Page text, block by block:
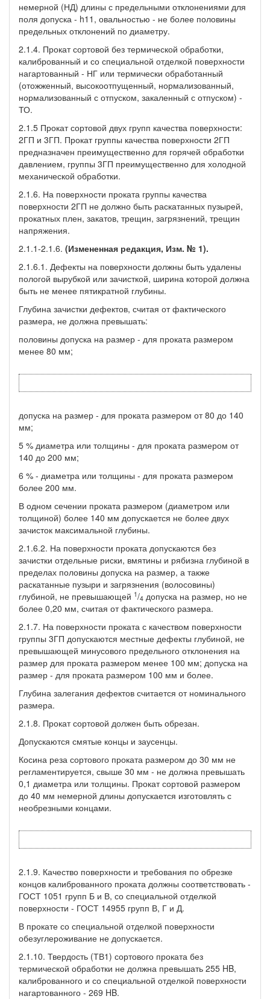
немерной (НД) длины с предельными отклонениями для
поля допуска - h11, овальностью - не более половины
предельных отклонений по диаметру.
2.1.4. Прокат сортовой без термической обработки,
калиброванный и со специальной отделкой поверхности
нагартованный - НГ или термически обработанный
(отожженный, высокоотпущенный, нормализованный,
нормализованный с отпуском, закаленный с отпуском) -
ТО.
2.1.5 Прокат сортовой двух групп качества поверхности:
2ГП и 3ГП. Прокат группы качества поверхности 2ГП
предназначен преимущественно для горячей обработки
давлением, группы 3ГП преимущественно для холодной
механической обработки.
2.1.6. На поверхности проката группы качества
поверхности 2ГП не должно быть раскатанных пузырей,
прокатных плен, закатов, трещин, загрязнений, трещин
напряжения.
2.1.1-2.1.6. (Измененная редакция, Изм. № 1).
2.1.6.1. Дефекты на поверхности должны быть удалены
пологой вырубкой или зачисткой, ширина которой должна
быть не менее пятикратной глубины.
Глубина зачистки дефектов, считая от фактического
размера, не должна превышать:
половины допуска на размер - для проката размером
менее 80 мм;
допуска на размер - для проката размером от 80 до 140
мм;
5 % диаметра или толщины - для проката размером от
140 до 200 мм;
6 % - диаметра или толщины - для проката размером
более 200 мм.
В одном сечении проката размером (диаметром или
толщиной) более 140 мм допускается не более двух
зачисток максимальной глубины.
2.1.6.2. На поверхности проката допускаются без
зачистки отдельные риски, вмятины и рябизна глубиной в
пределах половины допуска на размер, а также
раскатанные пузыри и загрязнения (волосовины)
глубиной, не превышающей 1/4 допуска на размер, но не
более 0,20 мм, считая от фактического размера.
2.1.7. На поверхности проката с качеством поверхности
группы 3ГП допускаются местные дефекты глубиной, не
превышающей минусового предельного отклонения на
размер для проката размером менее 100 мм; допуска на
размер - для проката размером 100 мм и более.
Глубина залегания дефектов считается от номинального
размера.
2.1.8. Прокат сортовой должен быть обрезан.
Допускаются смятые концы и заусенцы.
Косина реза сортового проката размером до 30 мм не
регламентируется, свыше 30 мм - не должна превышать
0,1 диаметра или толщины. Прокат сортовой размером
до 40 мм немерной длины допускается изготовлять с
необрезными концами.
2.1.9. Качество поверхности и требования по обрезке
концов калиброванного проката должны соответствовать -
ГОСТ 1051 групп Б и В, со специальной отделкой
поверхности - ГОСТ 14955 групп В, Г и Д.
В прокате со специальной отделкой поверхности
обезуглероживание не допускается.
2.1.10. Твердость (ТВ1) сортового проката без
термической обработки не должна превышать 255 HB,
калиброванного и со специальной отделкой поверхности
нагартованного - 269 HB.